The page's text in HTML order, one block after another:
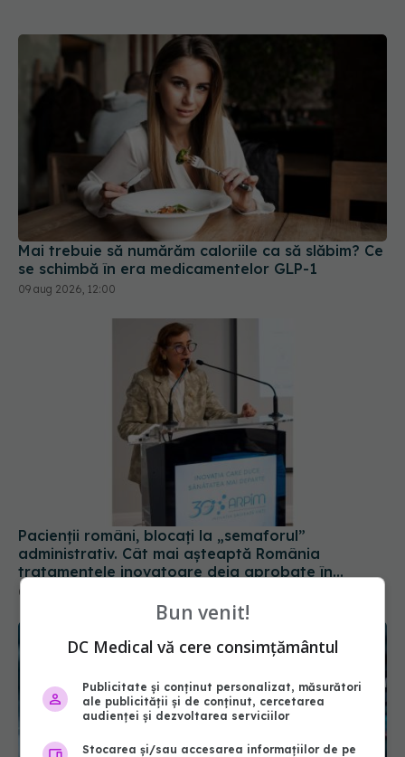
Mai trebuie să numărăm caloriile ca să slăbim? Ce
se schimbă în era medicamentelor GLP-1
09 aug 2026, 12:00
Pacienții români, blocați la „semaforul”
administrativ. Cât mai așteaptă România
tratamentele inovatoare deja aprobate în
Europa
05 aug 2026, 12:33
Bun venit!
DC Medical vă cere consimțământul
Publicitate și conținut personalizat, măsurători
ale publicității și de conținut, cercetarea
audienței și dezvoltarea serviciilor
Stocarea și/sau accesarea informațiilor de pe